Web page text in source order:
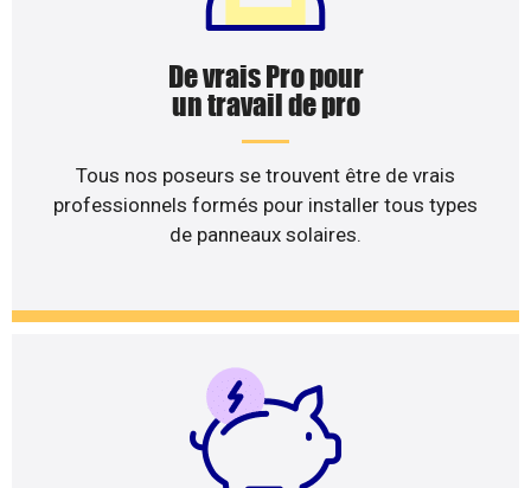
De vrais Pro pour
un travail de pro
Tous nos poseurs se trouvent être de vrais
professionnels formés pour installer tous types
de panneaux solaires.